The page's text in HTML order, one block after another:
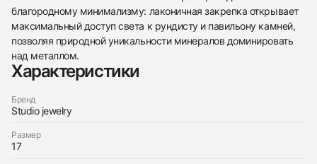
438
285
145
142
205
204
195
150
6
благородному минимализму: лаконичная закрепка открывает
максимальный доступ света к рундисту и павильону камней,
позволяя природной уникальности минералов доминировать
над металлом.
Характеристики
Бренд
Studio jewelry
Размер
17
Трейд-ин часов